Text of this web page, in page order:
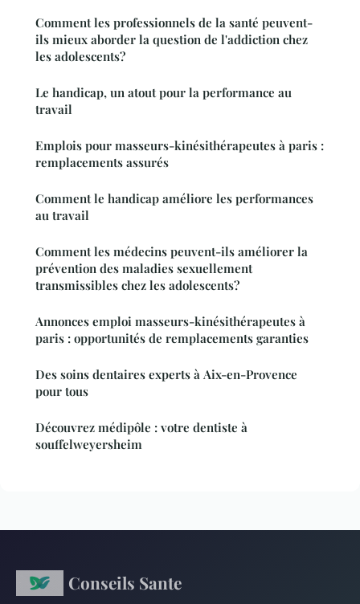
Comment les professionnels de la santé peuvent-
ils mieux aborder la question de l'addiction chez
les adolescents?
Le handicap, un atout pour la performance au
travail
Emplois pour masseurs-kinésithérapeutes à paris :
remplacements assurés
Comment le handicap améliore les performances
au travail
Comment les médecins peuvent-ils améliorer la
prévention des maladies sexuellement
transmissibles chez les adolescents?
Annonces emploi masseurs-kinésithérapeutes à
paris : opportunités de remplacements garanties
Des soins dentaires experts à Aix-en-Provence
pour tous
Découvrez médipôle : votre dentiste à
souffelweyersheim
Conseils Sante